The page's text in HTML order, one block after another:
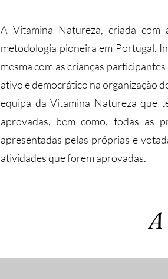
A Vitamina Natureza, criada com
metodologia pioneira em Portugal.
mesma com as crianças
ativo e democrático na organização
equipa da Vitamina Natureza que
aprovadas, bem como, todas as
apresentadas pelas próprias e
atividades que forem aprovadas.